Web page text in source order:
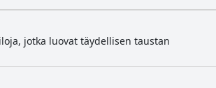
jotka luovat täydellisen taustan